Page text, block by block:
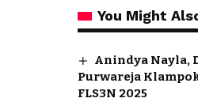
You Might
Anindya Nayla,
Purwareja
FLS3N 2025